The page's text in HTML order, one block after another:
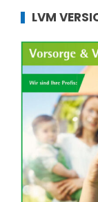
LVM